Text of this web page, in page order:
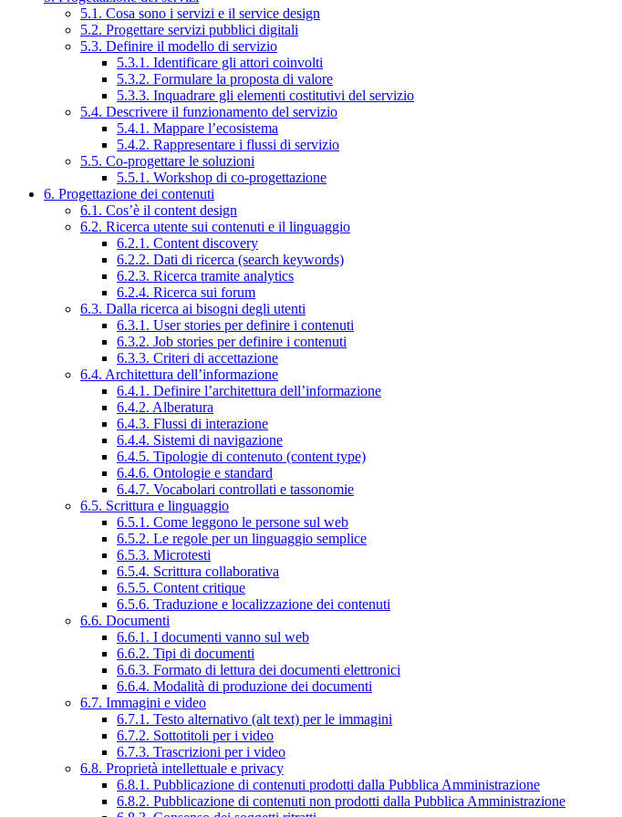
5.1. Cosa sono i servizi e il service design
5.2. Progettare servizi pubblici digitali
5.3. Definire il modello di servizio
5.3.1. Identificare gli attori coinvolti
5.3.2. Formulare la proposta di valore
5.3.3. Inquadrare gli elementi costitutivi del servizio
5.4. Descrivere il funzionamento del servizio
5.4.1. Mappare l’ecosistema
5.4.2. Rappresentare i flussi di servizio
5.5. Co-progettare le soluzioni
5.5.1. Workshop di co-progettazione
6. Progettazione dei contenuti
6.1. Cos’è il content design
6.2. Ricerca utente sui contenuti e il linguaggio
6.2.1. Content discovery
6.2.2. Dati di ricerca (search keywords)
6.2.3. Ricerca tramite analytics
6.2.4. Ricerca sui forum
6.3. Dalla ricerca ai bisogni degli utenti
6.3.1. User stories per definire i contenuti
6.3.2. Job stories per definire i contenuti
6.3.3. Criteri di accettazione
6.4. Architettura dell’informazione
6.4.1. Definire l’architettura dell’informazione
6.4.2. Alberatura
6.4.3. Flussi di interazione
6.4.4. Sistemi di navigazione
6.4.5. Tipologie di contenuto (content type)
6.4.6. Ontologie e standard
6.4.7. Vocabolari controllati e tassonomie
6.5. Scrittura e linguaggio
6.5.1. Come leggono le persone sul web
6.5.2. Le regole per un linguaggio semplice
6.5.3. Microtesti
6.5.4. Scrittura collaborativa
6.5.5. Content critique
6.5.6. Traduzione e localizzazione dei contenuti
6.6. Documenti
6.6.1. I documenti vanno sul web
6.6.2. Tipi di documenti
6.6.3. Formato di lettura dei documenti elettronici
6.6.4. Modalità di produzione dei documenti
6.7. Immagini e video
6.7.1. Testo alternativo (alt text) per le immagini
6.7.2. Sottotitoli per i video
6.7.3. Trascrizioni per i video
6.8. Proprietà intellettuale e privacy
6.8.1. Pubblicazione di contenuti prodotti dalla Pubblica Amministrazione
6.8.2. Pubblicazione di contenuti non prodotti dalla Pubblica Amministrazione